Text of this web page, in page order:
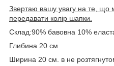
Звертаю вашу увагу на те, що
передавати колір шапки.
Склад:90% бавовна 10%
Глибина 20 см
Ширина 20 см. в не